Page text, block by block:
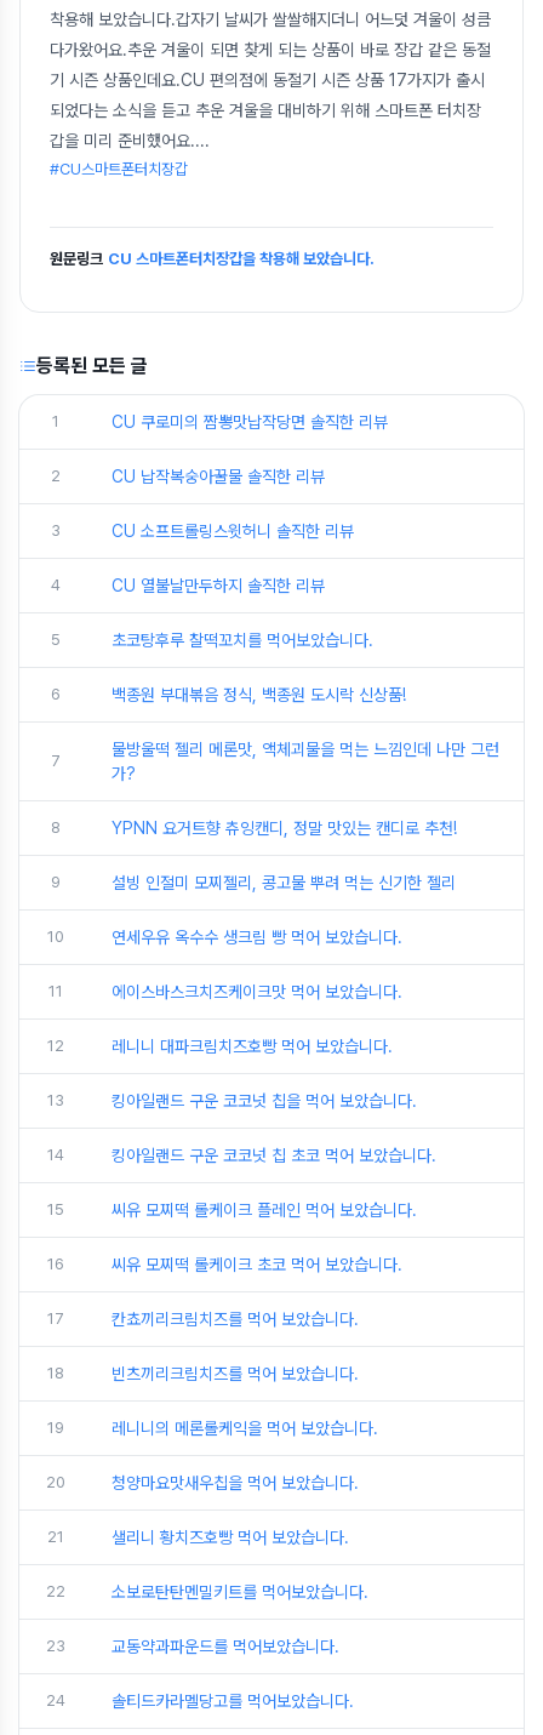
착용해 보았습니다.갑자기 날씨가 쌀쌀해지더니 어느덧 겨울이 성큼
다가왔어요.추운 겨울이 되면 찾게 되는 상품이 바로 장갑 같은 동절
기 시즌 상품인데요.CU 편의점에 동절기 시즌 상품 17가지가 출시
되었다는 소식을 듣고 추운 겨울을 대비하기 위해 스마트폰 터치장
갑을 미리 준비했어요....
#CU스마트폰터치장갑
원문링크 CU 스마트폰터치장갑을 착용해 보았습니다.
등록된 모든 글
1 CU 쿠로미의 짬뽕맛납작당면 솔직한 리뷰
2 CU 납작복숭아꿀물 솔직한 리뷰
3 CU 소프트롤링스윗허니 솔직한 리뷰
4 CU 열불날만두하지 솔직한 리뷰
5 초코탕후루 찰떡꼬치를 먹어보았습니다.
6 백종원 부대볶음 정식, 백종원 도시락 신상품!
7
물방울떡 젤리 메론맛, 액체괴물을 먹는 느낌인데 나만 그런
가?
8 YPNN 요거트향 츄잉캔디, 정말 맛있는 캔디로 추천!
9 설빙 인절미 모찌젤리, 콩고물 뿌려 먹는 신기한 젤리
10 연세우유 옥수수 생크림 빵 먹어 보았습니다.
11 에이스바스크치즈케이크맛 먹어 보았습니다.
12 레니니 대파크림치즈호빵 먹어 보았습니다.
13 킹아일랜드 구운 코코넛 칩을 먹어 보았습니다.
14 킹아일랜드 구운 코코넛 칩 초코 먹어 보았습니다.
15 씨유 모찌떡 롤케이크 플레인 먹어 보았습니다.
16 씨유 모찌떡 롤케이크 초코 먹어 보았습니다.
17 칸쵸끼리크림치즈를 먹어 보았습니다.
18 빈츠끼리크림치즈를 먹어 보았습니다.
19 레니니의 메론롤케익을 먹어 보았습니다.
20 청양마요맛새우칩을 먹어 보았습니다.
21 샐리니 황치즈호빵 먹어 보았습니다.
22 소보로탄탄멘밀키트를 먹어보았습니다.
23 교동약과파운드를 먹어보았습니다.
24 솔티드카라멜당고를 먹어보았습니다.